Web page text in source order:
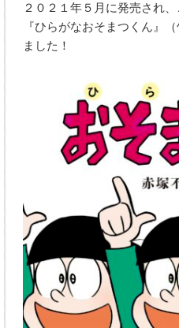
２０２１年５月に発売され
『ひらがなおそまつくん』
ました！